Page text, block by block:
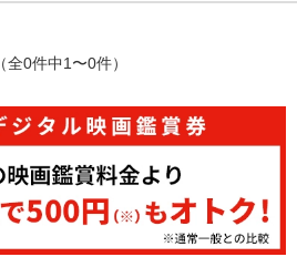
（全0件中1〜0件）